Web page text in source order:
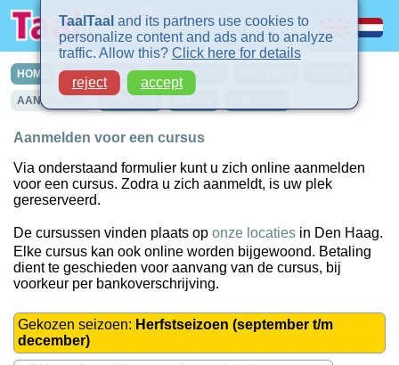
HOME CURSUSSEN IN-COMPANY
AANMELDEN
Aanmelden voor een cursus
Via onderstaand formulier kunt u zich online aanmelden
voor een cursus. Zodra u zich aanmeldt, is uw plek
gereserveerd.
De cursussen vinden plaats op onze locaties in Den Haag.
Elke cursus kan ook online worden bijgewoond. Betaling
dient te geschieden voor aanvang van de cursus, bij
voorkeur per bankoverschrijving.
Gekozen seizoen: Herfstseizoen (september t/m
december)
TaalTaal and its partners use cookies to
personalize content and ads and to analyze
traffic. Allow this? Click here for details
reject
accept